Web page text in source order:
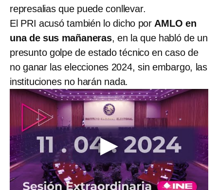
represalias que puede conllevar.
El PRI acusó también lo dicho por AMLO en
una de sus mañaneras, en la que habló de un
presunto golpe de estado técnico en caso de
no ganar las elecciones 2024, sin embargo, las
instituciones no harán nada.